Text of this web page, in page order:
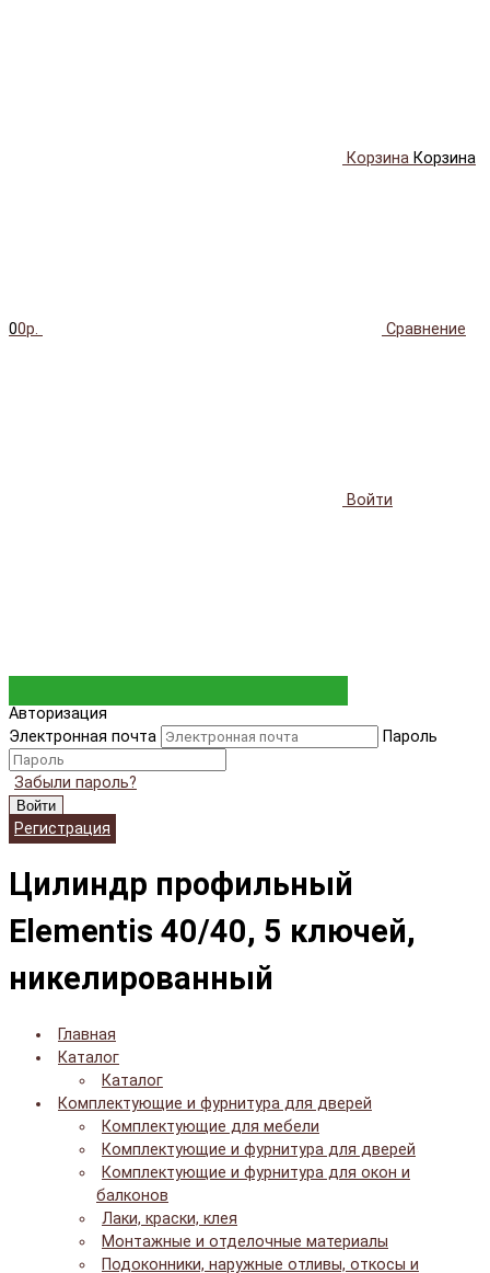
Корзина Корзина
00р. Сравнение
Войти
Авторизация
Электронная почта
Пароль
Забыли пароль?
Войти
Регистрация
Цилиндр профильный
Elementis 40/40, 5 ключей,
никелированный
Главная
Каталог
Каталог
Комплектующие и фурнитура для дверей
Комплектующие для мебели
Комплектующие и фурнитура для дверей
Комплектующие и фурнитура для окон и
балконов
Лаки, краски, клея
Монтажные и отделочные материалы
Подоконники, наружные отливы, откосы и